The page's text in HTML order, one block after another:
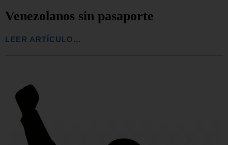
Venezolanos sin pasaporte
LEER ARTÍCULO...